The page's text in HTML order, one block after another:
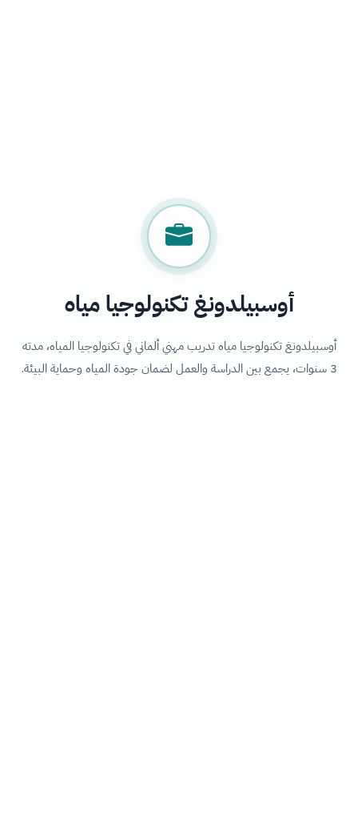
أوسبيلدونغ تكنولوجيا مياه
أوسبيلدونغ تكنولوجيا مياه تدريب مهني ألماني في تكنولوجيا المياه، مدته
3 سنوات، يجمع بين الدراسة والعمل لضمان جودة المياه وحماية البيئة.